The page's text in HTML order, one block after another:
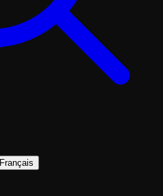
Français